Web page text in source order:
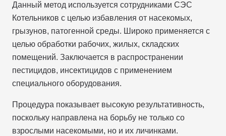
Данный метод используется сотрудниками СЭС
Котельников с целью избавления от насекомых,
грызунов, патогенной среды. Широко применяется с
целью обработки рабочих, жилых, складских
помещений. Заключается в распространении
пестицидов, инсектицидов с применением
специального оборудования.
Процедура показывает высокую результативность,
поскольку направлена на борьбу не только со
взрослыми насекомыми, но и их личинками.